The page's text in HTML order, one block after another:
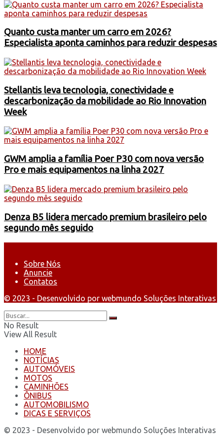
Quanto custa manter um carro em 2026?
Especialista aponta caminhos para reduzir despesas
Stellantis leva tecnologia, conectividade e
descarbonização da mobilidade ao Rio Innovation
Week
GWM amplia a família Poer P30 com nova versão
Pro e mais equipamentos na linha 2027
Denza B5 lidera mercado premium brasileiro pelo
segundo mês seguido
Sobre Nós
Anuncie
Contatos
© 2023 - Desenvolvido por webmundo Soluções Interativas
No Result
View All Result
HOME
NOTÍCIAS
AUTOMÓVEIS
MOTOS
CAMINHÕES
ÔNIBUS
AUTOMOBILISMO
DICAS E SERVIÇOS
© 2023 - Desenvolvido por webmundo Soluções Interativas